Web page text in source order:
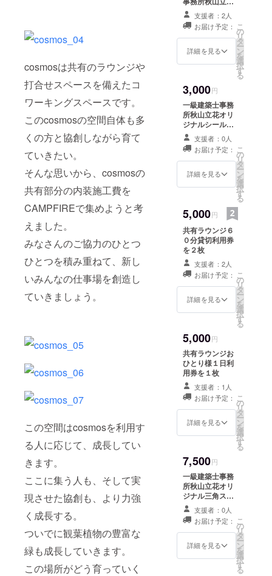
cosmosは共有のラウンジや
打合せスペースを備えたコ
ワーキングスペースです。
このcosmosの空間自体も多
くの方と協創しながら育て
ていきたい。
そんな思いから、cosmosの
共有部分の内装施工費を
CAMPFIREで集めようと考
えました。
みなさんのご協力のひとつ
ひとつを積み重ねて、新し
いみんなの仕事場を創造し
ていきましょう。
この空間はcosmosを利用す
る人に応じて、成長してい
きます。
ここに集う人も、そして実
現させた協創も、より力強
く成長する。
ついでに観葉植物の豊富な
緑も成長していきます。
この場所がどう育っていく
より御礼のメッ
セージを
支援者：2人
お届け予定：
詳細を見る
こ
の
リ
タ
ー
ン
を
選
択
す
る
3,000円
一級建築士事務
所秋山立花オリ
ジナルシールを
プレゼント
支援者：0人
お届け予定：
詳細を見る
こ
の
リ
タ
ー
ン
を
選
択
す
る
5,000円
共有ラウンジ６
０分貸切利用券
を２枚
支援者：2人
お届け予定：
詳細を見る
こ
の
リ
タ
ー
ン
を
選
択
す
る
5,000円
共有ラウンジお
ひとり様１日利
用券を１枚
支援者：1人
お届け予定：
詳細を見る
こ
の
リ
タ
ー
ン
を
選
択
す
る
7,500円
一級建築士事務
所秋山立花オリ
ジナル三角ス
ケールをプレゼ
ント支援者：0人
お届け予定：
詳細を見る
こ
の
リ
タ
ー
ン
を
選
択
す
る